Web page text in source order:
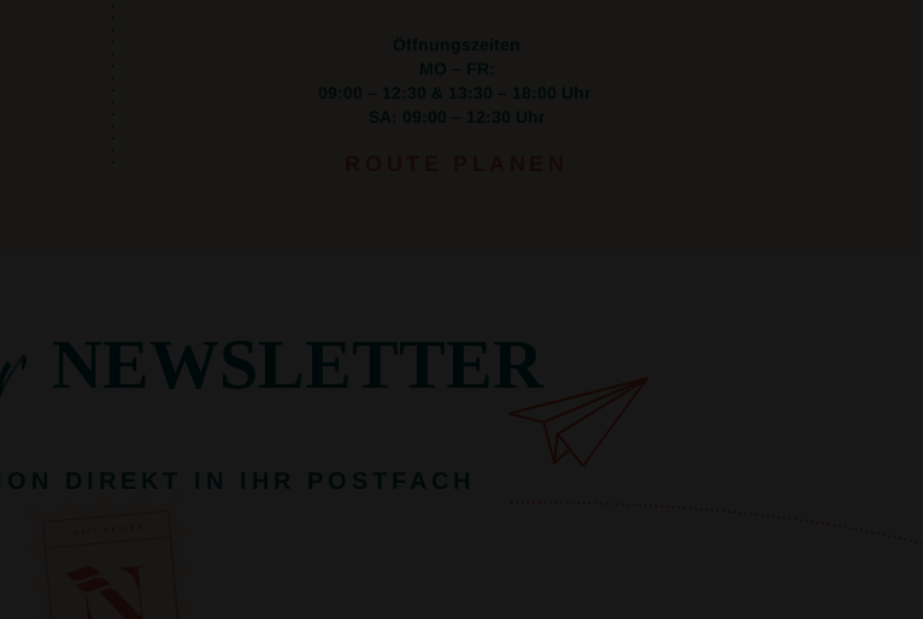
Öffnungszeiten
MO – FR:
09:00 – 12:30 & 13:30 – 18:00 Uhr
SA: 09:00 – 12:30 Uhr
NEWSLETTER
DIREKT IN IHR POSTFACH